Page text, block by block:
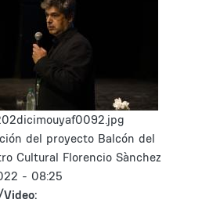
del proyecto Balcón del
Cultural Florencio Sànchez
- 08:25